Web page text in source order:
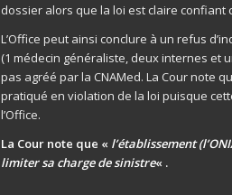
dossier alors que la loi est claire confiant
L’Office peut ainsi conclure à un refus
(1 médecin généraliste, deux internes et
pas agréé par la CNAMed. La Cour note
pratiqué en violation de la loi puisque
l’Office.
La Cour note que « l’établissement
limiter sa charge de sinistre« .